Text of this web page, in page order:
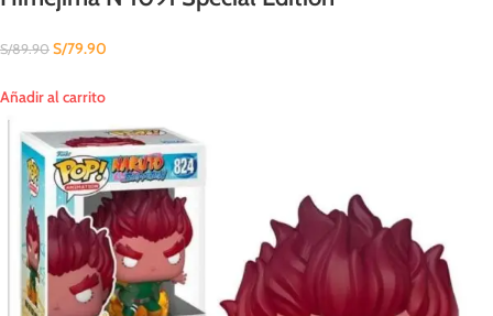
S/89.90 S/79.90
Añadir al carrito